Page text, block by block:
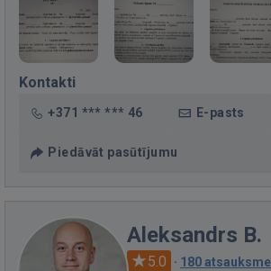
Kontakti
+371 *** *** 46 E-pasts
Piedāvāt pasūtījumu
Aleksandrs B.
5.0 · 180